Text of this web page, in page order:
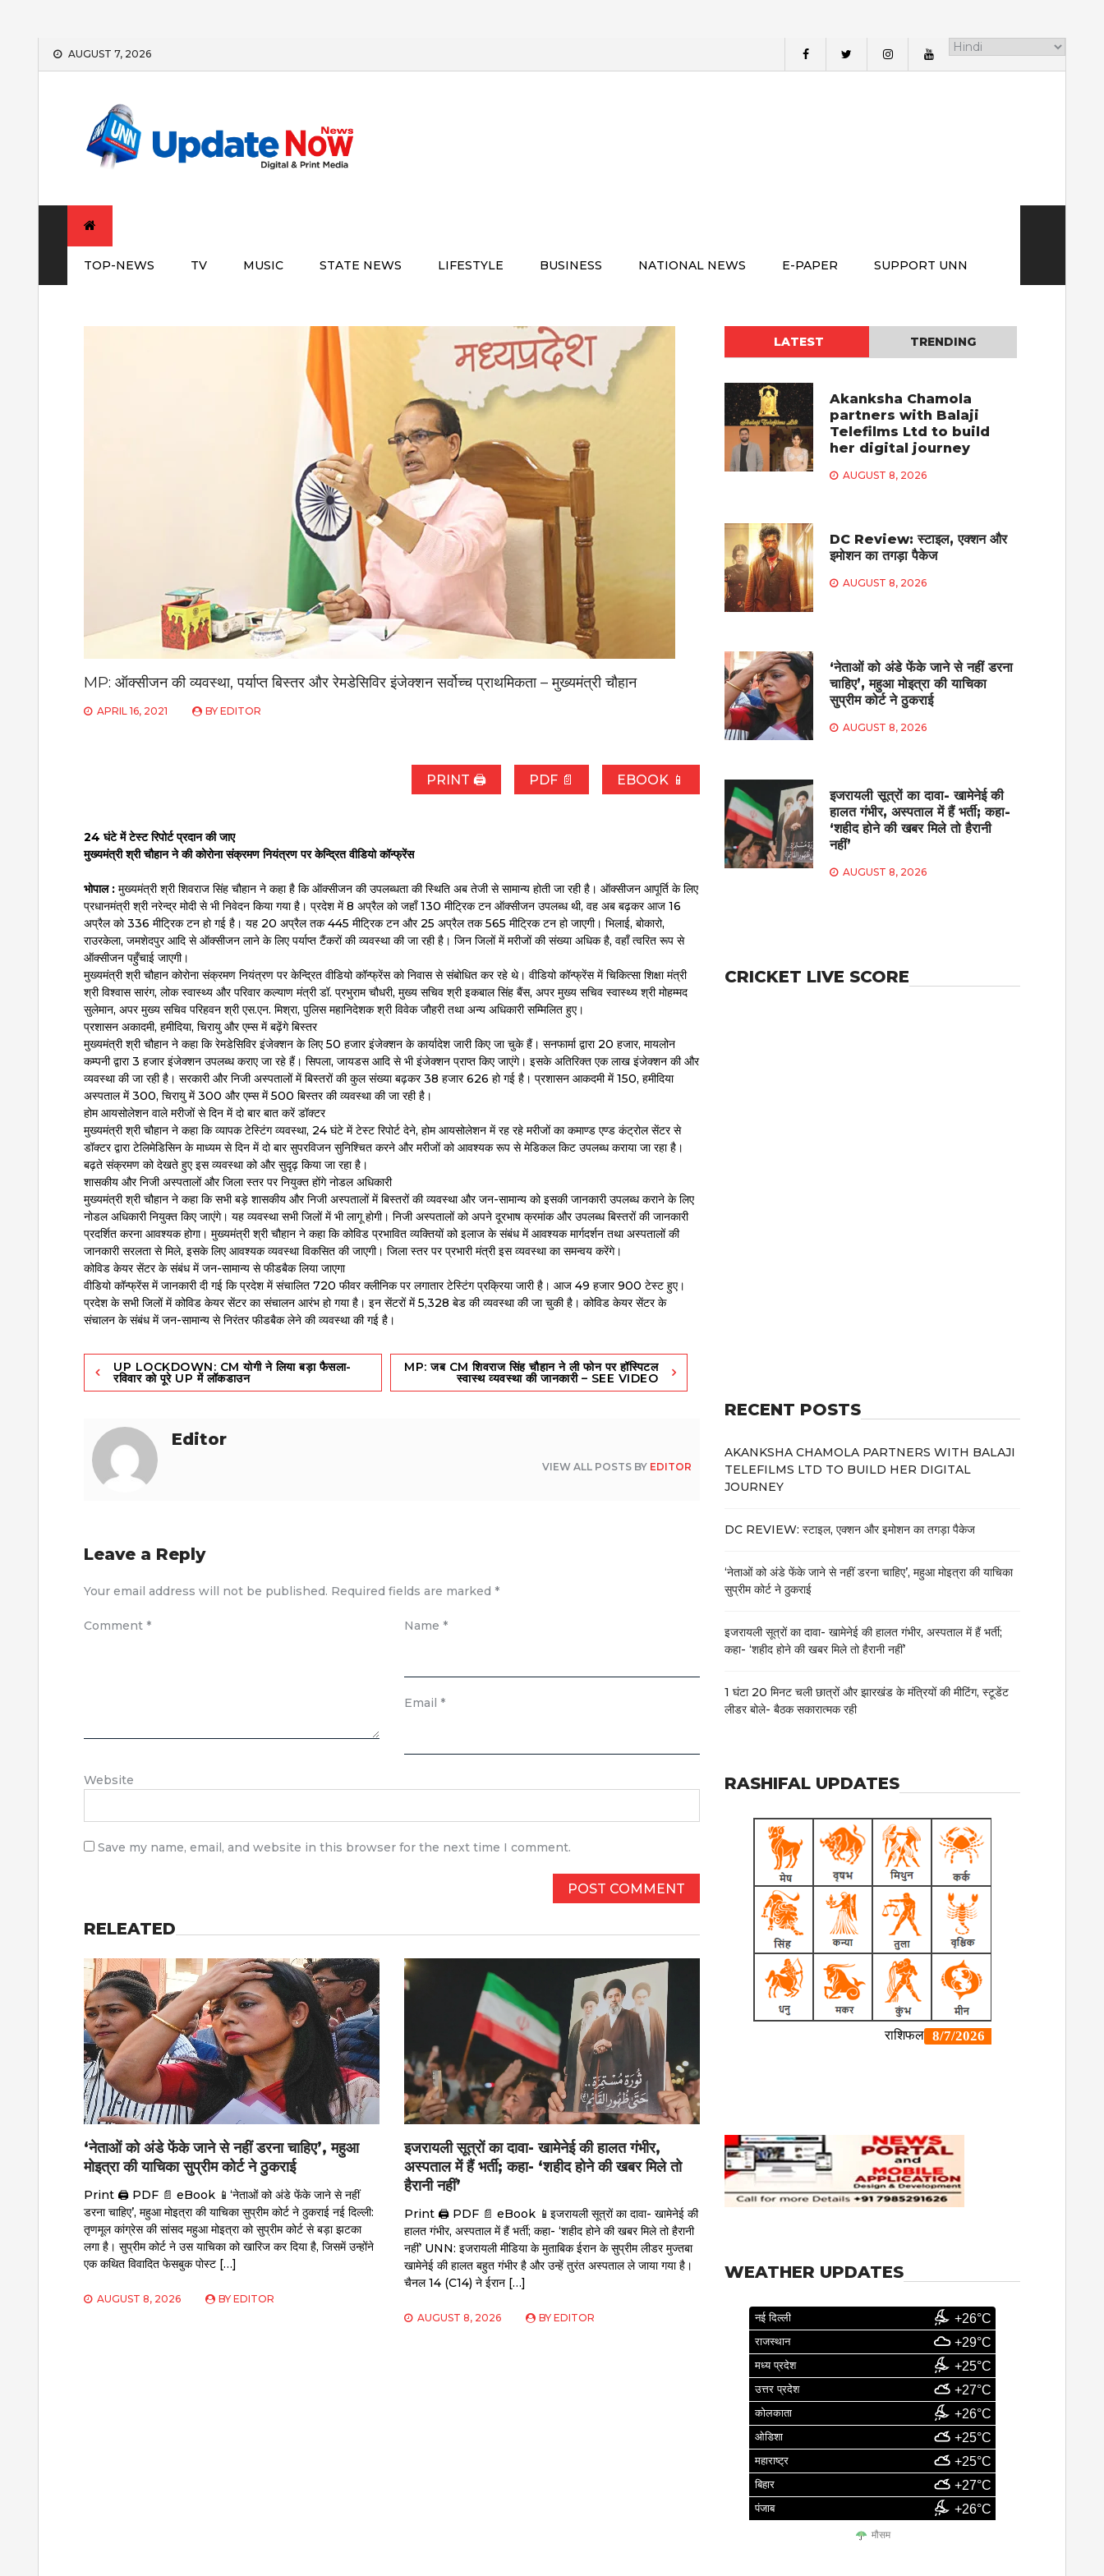
AUGUST 7, 2026
TOP-NEWS TV MUSIC STATE NEWS LIFESTYLE BUSINESS NATIONAL NEWS E-PAPER SUPPORT UNN
MP: ऑक्सीजन की व्यवस्था, पर्याप्त बिस्तर और रेमडेसिविर इंजेक्शन सर्वोच्च प्राथमिकता – मुख्यमंत्री चौहान
APRIL 16, 2021 BY EDITOR
PRINT 🖨 PDF 📄 EBOOK 📱
24 घंटे में टेस्ट रिपोर्ट प्रदान की जाए
मुख्यमंत्री श्री चौहान ने की कोरोना संक्रमण नियंत्रण पर केन्द्रित वीडियो कॉन्फ्रेंस
भोपाल : मुख्यमंत्री श्री शिवराज सिंह चौहान ने कहा है कि ऑक्सीजन की उपलब्धता की स्थिति अब तेजी से सामान्य होती जा रही है। ऑक्सीजन आपूर्ति के लिए
प्रधानमंत्री श्री नरेन्द्र मोदी से भी निवेदन किया गया है। प्रदेश में 8 अप्रैल को जहाँ 130 मीट्रिक टन ऑक्सीजन उपलब्ध थी, वह अब बढ़कर आज 16
अप्रैल को 336 मीट्रिक टन हो गई है। यह 20 अप्रैल तक 445 मीट्रिक टन और 25 अप्रैल तक 565 मीट्रिक टन हो जाएगी। भिलाई, बोकारो,
राउरकेला, जमशेदपुर आदि से ऑक्सीजन लाने के लिए पर्याप्त टैंकरों की व्यवस्था की जा रही है। जिन जिलों में मरीजों की संख्या अधिक है, वहाँ त्वरित रूप से
ऑक्सीजन पहुँचाई जाएगी।
मुख्यमंत्री श्री चौहान कोरोना संक्रमण नियंत्रण पर केन्द्रित वीडियो कॉन्फ्रेंस को निवास से संबोधित कर रहे थे। वीडियो कॉन्फ्रेंस में चिकित्सा शिक्षा मंत्री
श्री विश्वास सारंग, लोक स्वास्थ्य और परिवार कल्याण मंत्री डॉ. प्रभुराम चौधरी, मुख्य सचिव श्री इकबाल सिंह बैंस, अपर मुख्य सचिव स्वास्थ्य श्री मोहम्मद
सुलेमान, अपर मुख्य सचिव परिहवन श्री एस.एन. मिश्रा, पुलिस महानिदेशक श्री विवेक जौहरी तथा अन्य अधिकारी सम्मिलित हुए।
प्रशासन अकादमी, हमीदिया, चिरायु और एम्स में बढ़ेंगे बिस्तर
मुख्यमंत्री श्री चौहान ने कहा कि रेमडेसिविर इंजेक्शन के लिए 50 हजार इंजेक्शन के कार्यादेश जारी किए जा चुके हैं। सनफार्मा द्वारा 20 हजार, मायलोन
कम्पनी द्वारा 3 हजार इंजेक्शन उपलब्ध कराए जा रहे हैं। सिपला, जायडस आदि से भी इंजेक्शन प्राप्त किए जाएंगे। इसके अतिरिक्त एक लाख इंजेक्शन की और
व्यवस्था की जा रही है। सरकारी और निजी अस्पतालों में बिस्तरों की कुल संख्या बढ़कर 38 हजार 626 हो गई है। प्रशासन आकदमी में 150, हमीदिया
अस्पताल में 300, चिरायु में 300 और एम्स में 500 बिस्तर की व्यवस्था की जा रही है।
होम आयसोलेशन वाले मरीजों से दिन में दो बार बात करें डॉक्टर
मुख्यमंत्री श्री चौहान ने कहा कि व्यापक टेस्टिंग व्यवस्था, 24 घंटे में टेस्ट रिपोर्ट देने, होम आयसोलेशन में रह रहे मरीजों का कमाण्ड एण्ड कंट्रोल सेंटर से
डॉक्टर द्वारा टेलिमेडिसिन के माध्यम से दिन में दो बार सुपरविजन सुनिश्चित करने और मरीजों को आवश्यक रूप से मेडिकल किट उपलब्ध कराया जा रहा है।
बढ़ते संक्रमण को देखते हुए इस व्यवस्था को और सुदृढ़ किया जा रहा है।
शासकीय और निजी अस्पतालों और जिला स्तर पर नियुक्त होंगे नोडल अधिकारी
मुख्यमंत्री श्री चौहान ने कहा कि सभी बड़े शासकीय और निजी अस्पतालों में बिस्तरों की व्यवस्था और जन-सामान्य को इसकी जानकारी उपलब्ध कराने के लिए
नोडल अधिकारी नियुक्त किए जाएंगे। यह व्यवस्था सभी जिलों में भी लागू होगी। निजी अस्पतालों को अपने दूरभाष क्रमांक और उपलब्ध बिस्तरों की जानकारी
प्रदर्शित करना आवश्यक होगा। मुख्यमंत्री श्री चौहान ने कहा कि कोविड प्रभावित व्यक्तियों को इलाज के संबंध में आवश्यक मार्गदर्शन तथा अस्पतालों की
जानकारी सरलता से मिले, इसके लिए आवश्यक व्यवस्था विकसित की जाएगी। जिला स्तर पर प्रभारी मंत्री इस व्यवस्था का समन्वय करेंगे।
कोविड केयर सेंटर के संबंध में जन-सामान्य से फीडबैक लिया जाएगा
वीडियो कॉन्फ्रेंस में जानकारी दी गई कि प्रदेश में संचालित 720 फीवर क्लीनिक पर लगातार टेस्टिंग प्रक्रिया जारी है। आज 49 हजार 900 टेस्ट हुए।
प्रदेश के सभी जिलों में कोविड केयर सेंटर का संचालन आरंभ हो गया है। इन सेंटरों में 5,328 बेड की व्यवस्था की जा चुकी है। कोविड केयर सेंटर के
संचालन के संबंध में जन-सामान्य से निरंतर फीडबैक लेने की व्यवस्था की गई है।
Post
navigation
UP LOCKDOWN: CM योगी ने लिया बड़ा फैसला-
रविवार को पूरे UP में लॉकडाउन
MP: जब CM शिवराज सिंह चौहान ने ली फोन पर हॉस्पिटल
स्वास्थ व्यवस्था की जानकारी – SEE VIDEO
Editor
VIEW ALL POSTS BY EDITOR
Leave a Reply
Your email address will not be published. Required fields are marked *
Comment * Name *
Email *
Website
Save my name, email, and website in this browser for the next time I comment.
RELEATED
‘नेताओं को अंडे फेंके जाने से नहीं डरना चाहिए’, महुआ
मोइत्रा की याचिका सुप्रीम कोर्ट ने ठुकराई
Print 🖨 PDF 📄 eBook 📱‘नेताओं को अंडे फेंके जाने से नहीं
डरना चाहिए’, महुआ मोइत्रा की याचिका सुप्रीम कोर्ट ने ठुकराई नई दिल्ली:
तृणमूल कांग्रेस की सांसद महुआ मोइत्रा को सुप्रीम कोर्ट से बड़ा झटका
लगा है। सुप्रीम कोर्ट ने उस याचिका को खारिज कर दिया है, जिसमें उन्होंने
एक कथित विवादित फेसबुक पोस्ट […]
AUGUST 8, 2026 BY EDITOR
इजरायली सूत्रों का दावा- खामेनेई की हालत गंभीर,
अस्पताल में हैं भर्ती; कहा- ‘शहीद होने की खबर मिले तो
हैरानी नहीं’
Print 🖨 PDF 📄 eBook 📱इजरायली सूत्रों का दावा- खामेनेई की
हालत गंभीर, अस्पताल में हैं भर्ती; कहा- ‘शहीद होने की खबर मिले तो हैरानी
नहीं’ UNN: इजरायली मीडिया के मुताबिक ईरान के सुप्रीम लीडर मुज्तबा
खामेनेई की हालत बहुत गंभीर है और उन्हें तुरंत अस्पताल ले जाया गया है।
चैनल 14 (C14) ने ईरान […]
AUGUST 8, 2026 BYEDITOR
LATEST TRENDING
Akanksha Chamola
partners with Balaji
Telefilms Ltd to build
her digital journey
AUGUST 8, 2026
DC Review: स्टाइल, एक्शन और
इमोशन का तगड़ा पैकेज
AUGUST 8, 2026
‘नेताओं को अंडे फेंके जाने से नहीं डरना
चाहिए’, महुआ मोइत्रा की याचिका
सुप्रीम कोर्ट ने ठुकराई
AUGUST 8, 2026
इजरायली सूत्रों का दावा- खामेनेई की
हालत गंभीर, अस्पताल में हैं भर्ती; कहा-
‘शहीद होने की खबर मिले तो हैरानी
नहीं’
AUGUST 8, 2026
CRICKET LIVE SCORE
RECENT POSTS
AKANKSHA CHAMOLA PARTNERS WITH BALAJI
TELEFILMS LTD TO BUILD HER DIGITAL
JOURNEY
DC REVIEW: स्टाइल, एक्शन और इमोशन का तगड़ा पैकेज
‘नेताओं को अंडे फेंके जाने से नहीं डरना चाहिए’, महुआ मोइत्रा की याचिका
सुप्रीम कोर्ट ने ठुकराई
इजरायली सूत्रों का दावा- खामेनेई की हालत गंभीर, अस्पताल में हैं भर्ती;
कहा- ‘शहीद होने की खबर मिले तो हैरानी नहीं’
1 घंटा 20 मिनट चली छात्रों और झारखंड के मंत्रियों की मीटिंग, स्टूडेंट
लीडर बोले- बैठक सकारात्मक रही
RASHIFAL UPDATES
WEATHER UPDATES
नई दिल्ली +26°C
राजस्थान +29°C
मध्य प्रदेश +25°C
उत्तर प्रदेश +27°C
कोलकाता +26°C
ओडिशा +25°C
महाराष्ट्र +25°C
बिहार +27°C
पंजाब +26°C
मौसम